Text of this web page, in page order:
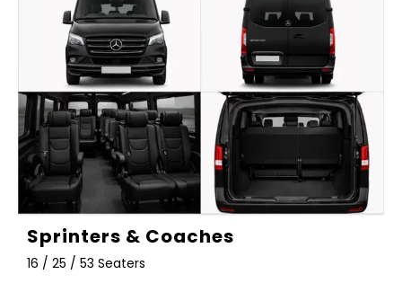
Sprinters & Coaches
16 / 25 / 53 Seaters